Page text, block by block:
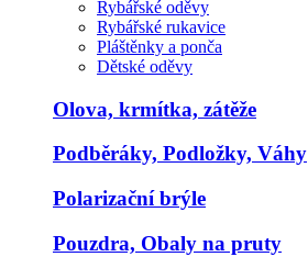
Rybářské oděvy
Rybářské rukavice
Pláštěnky a ponča
Dětské oděvy
Olova, krmítka, zátěže
Podběráky, Podložky, Váhy
Polarizační brýle
Pouzdra, Obaly na pruty